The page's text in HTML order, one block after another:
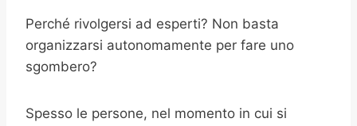
Perché rivolgersi ad esperti? Non basta
organizzarsi autonomamente per fare uno
sgombero?
Spesso le persone, nel momento in cui si